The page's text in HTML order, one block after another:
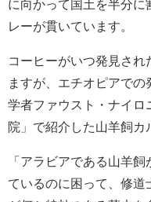
に向かって国土を半分
レーが貫いています。
コーヒーがいつ発見され
ますが、エチオピアで
学者ファウスト・ナイロ
院」で紹介した山羊飼カ
「アラビアである山羊
ているのに困って、修